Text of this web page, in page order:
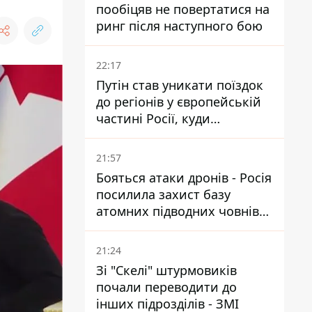
пообіцяв не повертатися на
ринг після наступного бою
22:17
Путін став уникати поїздок
до регіонів у європейській
частині Росії, куди
регулярно долітають дрони
21:57
Бояться атаки дронів - Росія
посилила захист базу
атомних підводних човнів
за 7400 км від України
21:24
Зі "Скелі" штурмовиків
почали переводити до
інших підрозділів - ЗМІ